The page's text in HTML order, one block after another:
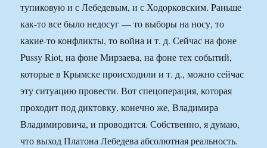
тупиковую и с Лебедевым, и с Ходорковским. Раньше
как-то все было недосуг — то выборы на носу, то
какие-то конфликты, то война и т. д. Сейчас на фоне
Pussy Riot, на фоне Мирзаева, на фоне тех событий,
которые в Крымске происходили и т. д., можно сейчас
эту ситуацию провести. Вот спецоперация, которая
проходит под диктовку, конечно же, Владимира
Владимировича, и проводится. Собственно, я думаю,
что выход Платона Лебедева абсолютная реальность.